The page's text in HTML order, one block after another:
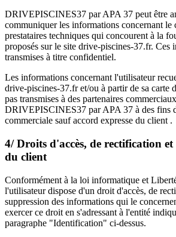
DRIVEPISCINES37 par APA 37 peut être
communiquer les informations concernant le
prestataires techniques qui concourent à la
proposés sur le site drive-piscines-37.fr. Ces
transmises à titre confidentiel.
Les informations concernant l'utilisateur
drive-piscines-37.fr et/ou à partir de sa carte
pas transmises à des partenaires
DRIVEPISCINES37 par APA 37 à des fins
commerciale sauf accord expresse du client .
4/ Droits d'accès, de rectification
du client
Conformément à la loi informatique et
l'utilisateur dispose d'un droit d'accès, de
suppression des informations qui le
exercer ce droit en s'adressant à l'entité
paragraphe "Identification" ci-dessus.